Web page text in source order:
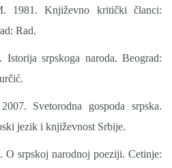
1981. Književno kritički članci:
Rad.
srpskoga naroda. Beograd:
Svetorodna gospoda srpska.
jezik i književnost Srbije.
srpskoj narodnoj poeziji. Cetinje: